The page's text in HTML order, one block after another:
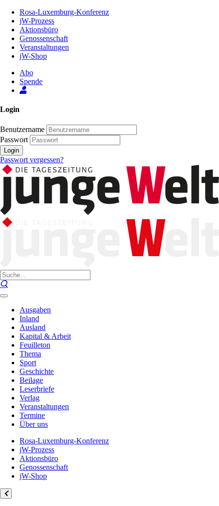
Inhalt
Seite
Rosa-Luxemburg-Konferenz
jW-Prozess
Aktionsbüro
Genossenschaft
Veranstaltungen
jW-Shop
Abo
Spende
Login
Benutzername
Passwort
Login
Passwort vergessen?
Ausgaben
Inland
Ausland
Kapital & Arbeit
Feuilleton
Thema
Sport
Geschichte
Beilage
Leserbriefe
Verlag
Veranstaltungen
Termine
Über uns
Rosa-Luxemburg-Konferenz
jW-Prozess
Aktionsbüro
Genossenschaft
jW-Shop